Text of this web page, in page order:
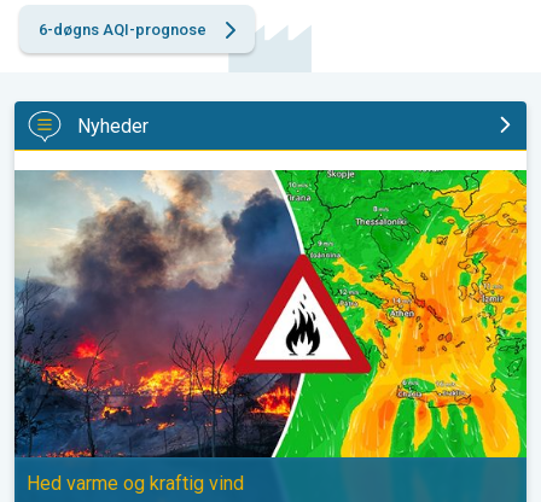
6-døgns AQI-prognose
Nyheder
Skovbrande hærger også i Sydøsteuropa. Hed varme og
Hed varme og kraftig vind